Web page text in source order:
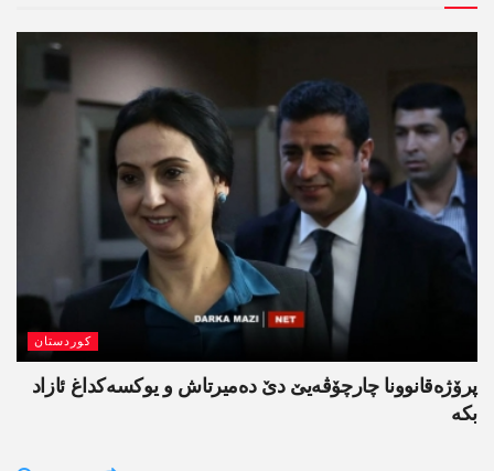
کوردستان
پرۆژەقانوونا چارچۆڤەیێ دێ دەمیرتاش و یوکسەکداغ ئازاد
بکە